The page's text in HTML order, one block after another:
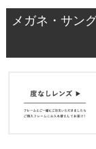
メガネ・サン